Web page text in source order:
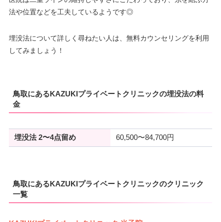
法や位置などを工夫しているようです◎
埋没法について詳しく尋ねたい人は、無料カウンセリングを利用
してみましょう！
鳥取にあるKAZUKIプライベートクリニックの埋没法の料
金
埋没法 2〜4点留め 60,500〜84,700円
鳥取にあるKAZUKIプライベートクリニックのクリニック
一覧